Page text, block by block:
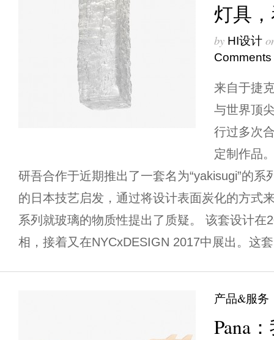
灯具
by HI设计
Comments
来自于捷
与世界顶
行过多次
定制作品
研吾合作于近期推出了一套名为“yakisugi”的系
的日本技艺启发，通过将设计表面炭化的方式
系列就玻璃的物质性提出了质疑。 该套设计在
相，接着又在NYCxDESIGN 2017中展出。这
产品&服务
Pana